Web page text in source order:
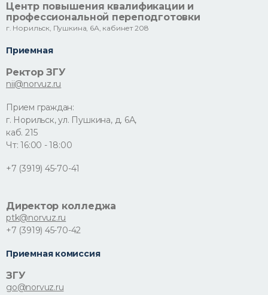
Центр повышения квалификации и
профессиональной переподготовки
г. Норильск, Пушкина, 6А, кабинет 208
Приемная
Ректор ЗГУ
nii@norvuz.ru
Прием граждан:
г. Норильск, ул. Пушкина, д. 6А,
каб. 215
Чт: 16:00 - 18:00
+7 (3919) 45-70-41
Директор колледжа
ptk@norvuz.ru
+7 (3919) 45-70-42
Приемная комиссия
ЗГУ
go@norvuz.ru